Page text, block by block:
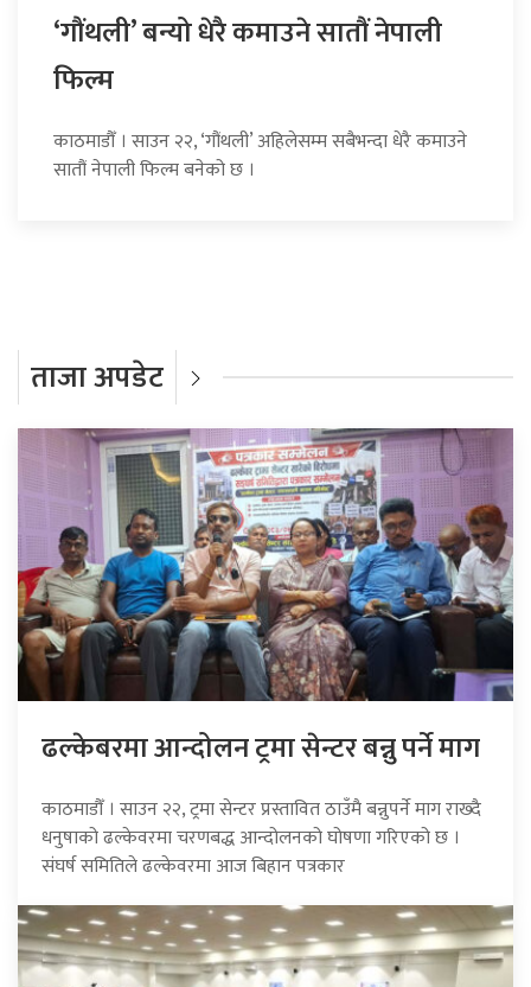
‘गौंथली’ बन्यो धेरै कमाउने सातौं नेपाली
फिल्म
काठमाडौँ । साउन २२, ‘गौंथली’ अहिलेसम्म सबैभन्दा धेरै कमाउने
सातौं नेपाली फिल्म बनेको छ ।
ताजा अपडेट
ढल्केबरमा आन्दोलन ट्रमा सेन्टर बन्नु पर्ने माग
काठमाडौँ । साउन २२, ट्रमा सेन्टर प्रस्तावित ठाउँमै बन्नुपर्ने माग राख्दै
धनुषाको ढल्केवरमा चरणबद्ध आन्दोलनको घोषणा गरिएको छ ।
संघर्ष समितिले ढल्केवरमा आज बिहान पत्रकार